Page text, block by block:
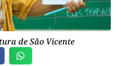
de São Vicente